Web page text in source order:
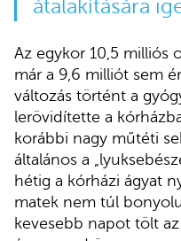
átalakítására
Az egykor 10,5 milliós
már a 9,6 milliót sem
változás történt a
lerövidítette a
korábbi nagy műtéti
általános a
hétig a kórházi ágyat
matek nem túl
kevesebb napot tölt